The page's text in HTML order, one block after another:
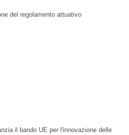
del regolamento attuativo
il bando UE per l'innovazione delle